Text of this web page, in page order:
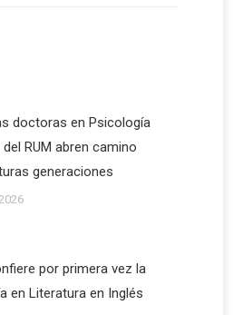
doctoras en Psicología
del RUM abren camino
generaciones
por primera vez la
en Literatura en Inglés